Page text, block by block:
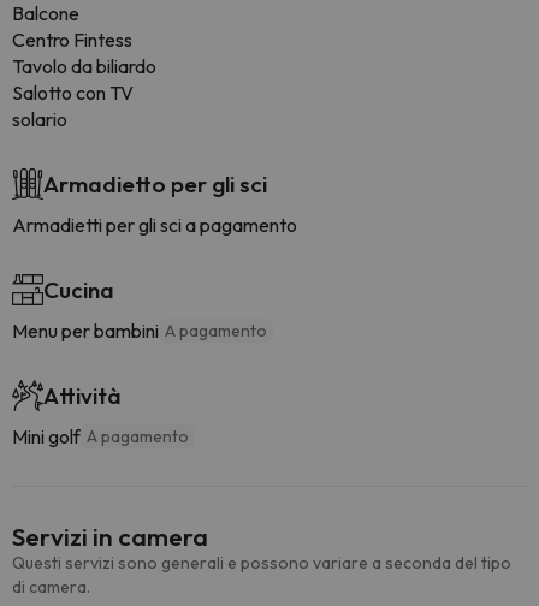
Balcone
Centro Fintess
Tavolo da biliardo
Salotto con TV
solario
Armadietto per gli sci
Armadietti per gli sci a pagamento
Cucina
Menu per bambini A pagamento
Attività
Mini golf A pagamento
Servizi in camera
Questi servizi sono generali e possono variare a seconda del tipo
di camera.